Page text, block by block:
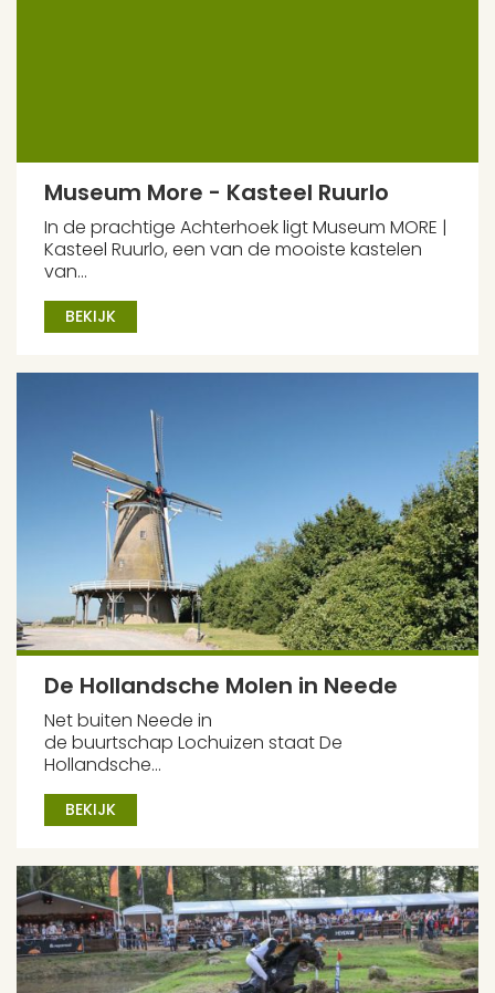
Museum More - Kasteel Ruurlo
In de prachtige Achterhoek ligt Museum MORE |
Kasteel Ruurlo, een van de mooiste kastelen
van...
BEKIJK
De Hollandsche Molen in Neede
Net buiten Neede in
de buurtschap Lochuizen staat De
Hollandsche...
BEKIJK